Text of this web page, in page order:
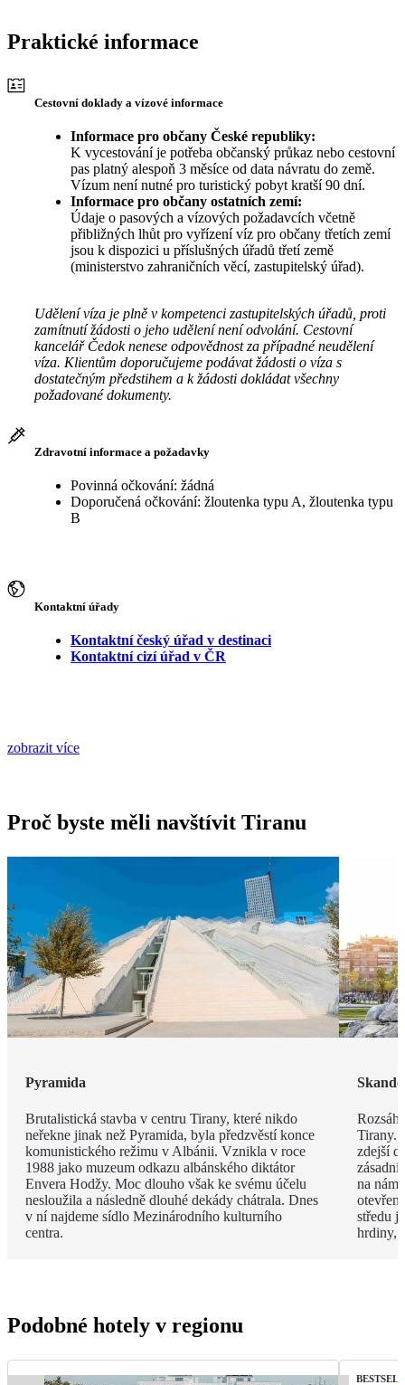
Praktické informace
Cestovní doklady a vízové informace
Informace pro občany České republiky:
K vycestování je potřeba občanský průkaz nebo cestovní
pas platný alespoň 3 měsíce od data návratu do země.
Vízum není nutné pro turistický pobyt kratší 90 dní.
Informace pro občany ostatních zemí:
Údaje o pasových a vízových požadavcích včetně
přibližných lhůt pro vyřízení víz pro občany třetích zemí
jsou k dispozici u příslušných úřadů třetí země
(ministerstvo zahraničních věcí, zastupitelský úřad).
Udělení víza je plně v kompetenci zastupitelských úřadů, proti
zamítnutí žádosti o jeho udělení není odvolání. Cestovní
kancelář Čedok nenese odpovědnost za případné neudělení
víza. Klientům doporučujeme podávat žádosti o víza s
dostatečným předstihem a k žádosti dokládat všechny
požadované dokumenty.
Zdravotní informace a požadavky
Povinná očkování: žádná
Doporučená očkování: žloutenka typu A, žloutenka typu
B
Kontaktní úřady
Kontaktní český úřad v destinaci
Kontaktní cizí úřad v ČR
zobrazit více
Proč byste měli navštívit Tiranu
Pyramida
Brutalistická stavba v centru Tirany, které nikdo
neřekne jinak než Pyramida, byla předzvěstí konce
komunistického režimu v Albánii. Vznikla v roce
1988 jako muzeum odkazu albánského diktátor
Envera Hodžy. Moc dlouho však ke svému účelu
nesloužila a následně dlouhé dekády chátrala. Dnes
v ní najdeme sídlo Mezinárodního kulturního
centra.
Tirany.
zdejší
na
středu
hrdiny,
Podobné hotely v regionu